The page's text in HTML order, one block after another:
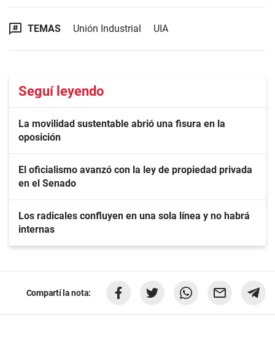
TEMAS Unión Industrial UIA
Seguí leyendo
La movilidad sustentable abrió una fisura en la
oposición
El oficialismo avanzó con la ley de propiedad privada
en el Senado
Los radicales confluyen en una sola línea y no habrá
internas
Compartí la nota: